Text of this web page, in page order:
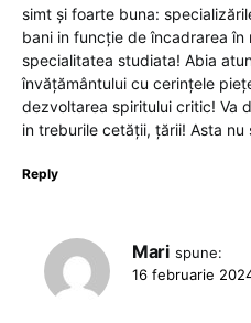
simt și foarte buna:
bani in funcție de încadrarea în
specialitatea studiata! Abia
învățământului cu cerințele
dezvoltarea spiritului critic! Va
in treburile cetății, țării! Asta nu
Reply
Mari spune:
16 februarie